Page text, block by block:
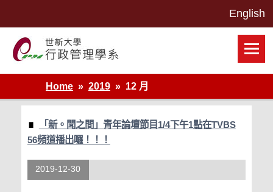
世新大學行政管理學系網站
Home
2019 12 月
「新。聞之間」青年論壇節目1/4下午1點在TVBS
56頻道播出囉！！！
2019-12-30